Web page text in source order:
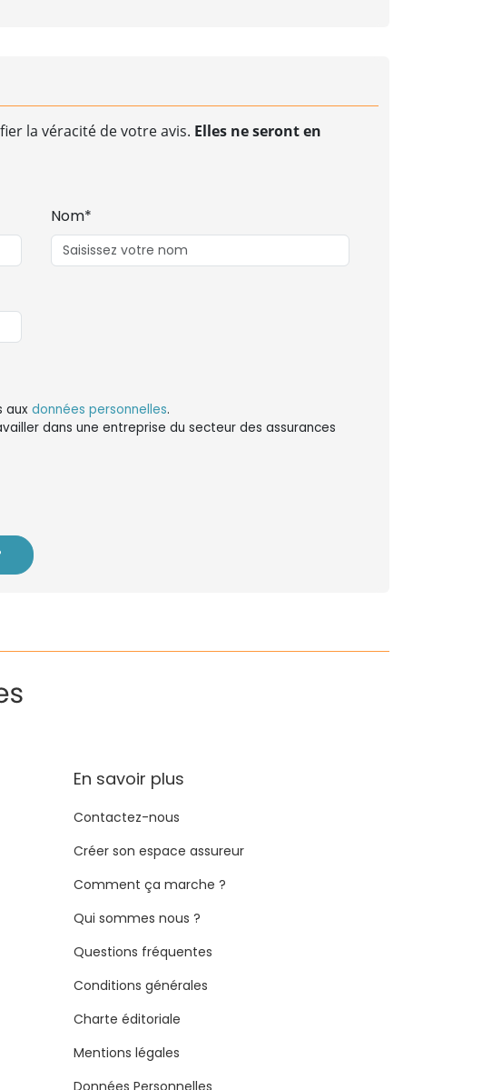
la véracité de votre avis. Elles ne seront en
Nom*
aux données personnelles.
dans une entreprise du secteur des assurances
En savoir plus
Contactez-nous
Créer son espace assureur
Comment ça marche ?
Qui sommes nous ?
Questions fréquentes
Conditions générales
Charte éditoriale
Mentions légales
Données Personnelles